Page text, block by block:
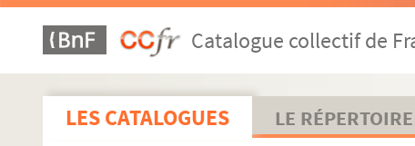
Catalogue collectif de
LES CATALOGUES LE RÉPERTOIRE
POR_Boîte 07_Pochette 47. Boigne, Général Benoit (
POR_Boîte 07_Pochette 48. Boileau, Nicolas (dit
POR_Boîte 07_Pochette 49. Boilly, Louis Leopold
POR_Boîte 07_Pochette 50. Boisy, Arthus, Gouffier